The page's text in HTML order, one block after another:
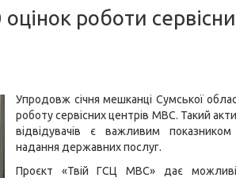
роботи
Упродовж січня мешканці Сумської
роботу сервісних центрів МВС. Такий
відвідувачів є важливим
надання державних послуг.
Проєкт «Твій ГСЦ МВС» дає